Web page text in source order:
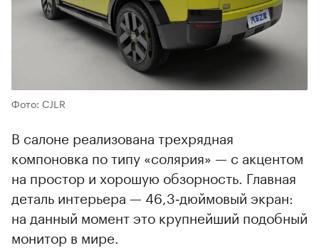
Фото: CJLR
В салоне реализована трехрядная
компоновка по типу «солярия» — с акцентом
на простор и хорошую обзорность. Главная
деталь интерьера — 46,3‑дюймовый экран:
на данный момент это крупнейший подобный
монитор в мире.